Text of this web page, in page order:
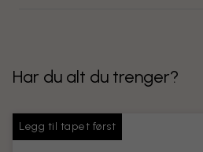
Har du alt du trenger?
Legg til tapet først